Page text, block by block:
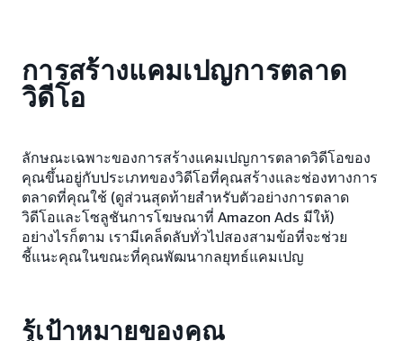
การสร้างแคมเปญการตลาด
วิดีโอ
ลักษณะเฉพาะของการสร้างแคมเปญการตลาดวิดีโอของ
คุณขึ้นอยู่กับประเภทของวิดีโอที่คุณสร้างและช่องทางการ
ตลาดที่คุณใช้ (ดูส่วนสุดท้ายสำหรับตัวอย่างการตลาด
วิดีโอและโซลูชันการโฆษณาที่ Amazon Ads มีให้)
อย่างไรก็ตาม เรามีเคล็ดลับทั่วไปสองสามข้อที่จะช่วย
ชี้แนะคุณในขณะที่คุณพัฒนากลยุทธ์แคมเปญ
รู้เป้าหมายของคุณ